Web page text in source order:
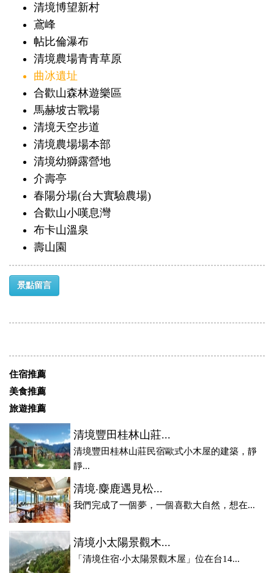
清境博望新村
鳶峰
帖比倫瀑布
清境農場青青草原
曲冰遺址
合歡山森林遊樂區
馬赫坡古戰場
清境天空步道
清境農場場本部
清境幼獅露營地
介壽亭
春陽分場(台大實驗農場)
合歡山小嘆息灣
布卡山溫泉
壽山園
景點留言
住宿推薦
美食推薦
旅遊推薦
清境豐田桂林山莊...
清境豐田桂林山莊民宿歐式小木屋的建築，靜
靜...
清境‧麋鹿遇見松...
我們完成了一個夢，一個喜歡大自然，想在...
清境小太陽景觀木...
「清境住宿‧小太陽景觀木屋」位在台14...